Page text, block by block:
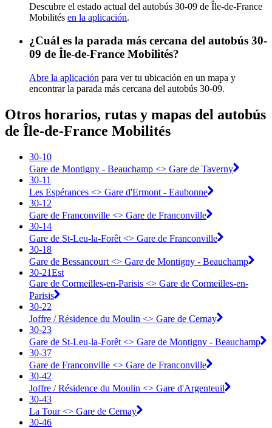
Descubre el estado actual del autobús 30-09 de Île-de-France
Mobilités en la aplicación.
¿Cuál es la parada más cercana del autobús 30-
09 de Île-de-France Mobilités?
Abre la aplicación para ver tu ubicación en un mapa y
encontrar la parada más cercana del autobús 30-09.
Otros horarios, rutas y mapas del autobús
de Île-de-France Mobilités
30-10
Gare de Montigny - Beauchamp <> ︎Gare de Taverny
30-11
Les Espérances <> ︎Gare d'Ermont - Eaubonne
30-12
Gare de Franconville <> ︎Gare de Franconville
30-14
Gare de St-Leu-la-Forêt <> ︎Gare de Franconville
30-18
Gare de Bessancourt <> ︎Gare de Montigny - Beauchamp
30-21Est
Gare de Cormeilles-en-Parisis <> ︎Gare de Cormeilles-en-
Parisis
30-22
Joffre / Résidence du Moulin <> ︎Gare de Cernay
30-23
Gare de St-Leu-la-Forêt <> ︎Gare de Montigny - Beauchamp
30-37
Gare de Franconville <> ︎Gare de Franconville
30-42
Joffre / Résidence du Moulin <> ︎Gare d'Argenteuil
30-43
La Tour <> ︎Gare de Cernay
30-46